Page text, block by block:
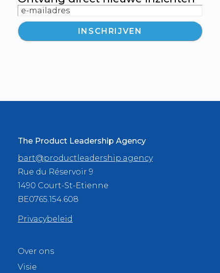
E-mailadres
The Product Leadership Agency
bart@productleadership.agency
Rue du Réservoir 9
1490 Court-St-Etienne
BE0765.154.608
Privacybeleid
Over ons
Visie